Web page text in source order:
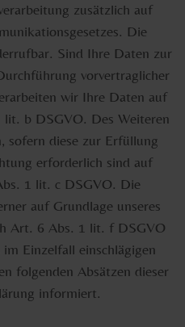
zusätzlich auf
Die
Sind Ihre Daten zur
vorvertraglicher
wir Ihre Daten auf
b DSGVO. Des Weiteren
sofern diese zur Erfüllung
erforderlich sind auf
1 lit. c DSGVO. Die
auf Grundlage unseres
Art. 6 Abs. 1 lit. f DSGVO
Einzelfall einschlägigen
folgenden Absätzen dieser
informiert.